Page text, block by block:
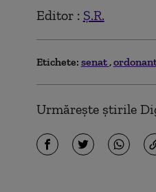
Editor : Ș.R.
Etichete: senat
Urmărește știrile